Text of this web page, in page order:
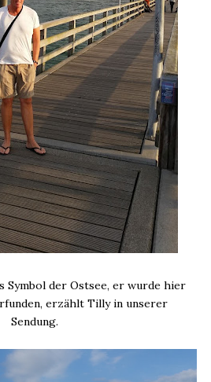
Symbol der Ostsee, er wurde hier
erzählt Tilly in unserer
Sendung.